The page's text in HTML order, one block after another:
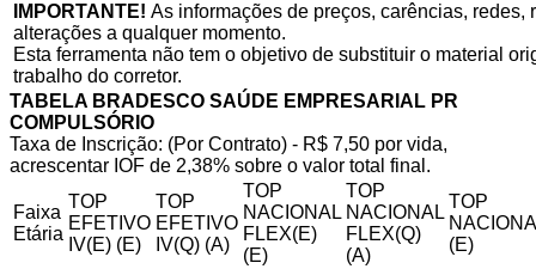
IMPORTANTE! As informações de preços, carências,
alterações a qualquer momento.
Esta ferramenta não tem o objetivo de substituir o material
trabalho do corretor.
TABELA BRADESCO SAÚDE EMPRESARIAL PR
COMPULSÓRIO
Taxa de Inscrição: (Por Contrato) - R$ 7,50 por vida,
acrescentar IOF de 2,38% sobre o valor total final.
Faixa
Etária
TOP
EFETIVO
IV(E) (E)
TOP
EFETIVO
IV(Q) (A)
TOP
NACIONAL
FLEX(E)
(E)
TOP
NACIONAL
FLEX(Q)
(A)
TOP
(E)